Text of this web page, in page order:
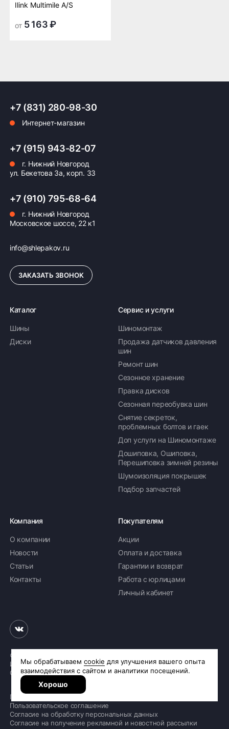
ПОКАЗАТЬ ТОВАРЫ
Ilink Multimile A/S
от 5 163 ₽
+7 (831) 280-98-30
Интернет-магазин
+7 (915) 943-82-07
г. Нижний Новгород
ул. Бекетова 3а, корп. 33
+7 (910) 795-68-64
г. Нижний Новгород
Московское шоссе, 22 к1
info@shlepakov.ru
ЗАКАЗАТЬ ЗВОНОК
Каталог
Шины
Диски
Сервис и услуги
Шиномонтаж
Продажа датчиков давления
шин
Ремонт шин
Сезонное хранение
Правка дисков
Сезонная переобувка шин
Снятие секреток,
проблемных болтов и гаек
Доп услуги на Шиномонтаже
Дошиповка, Ошиповка,
Перешиповка зимней резины
Шумоизоляция покрышек
Подбор запчастей
Компания
О компании
Новости
Статьи
Контакты
Покупателям
Акции
Оплата и доставка
Гарантии и возврат
Работа с юрлицами
Личный кабинет
© 2026 «Шинное бюро Шлепакова»
Интернет-магазин шин и дисков
Сделано вR.class
Политика обработки персональных данных
Пользовательское соглашение
Согласие на обработку персональных данных
Согласие на получение рекламной и новостной рассылки